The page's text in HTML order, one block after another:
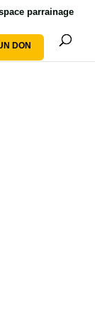
parrainage
DON